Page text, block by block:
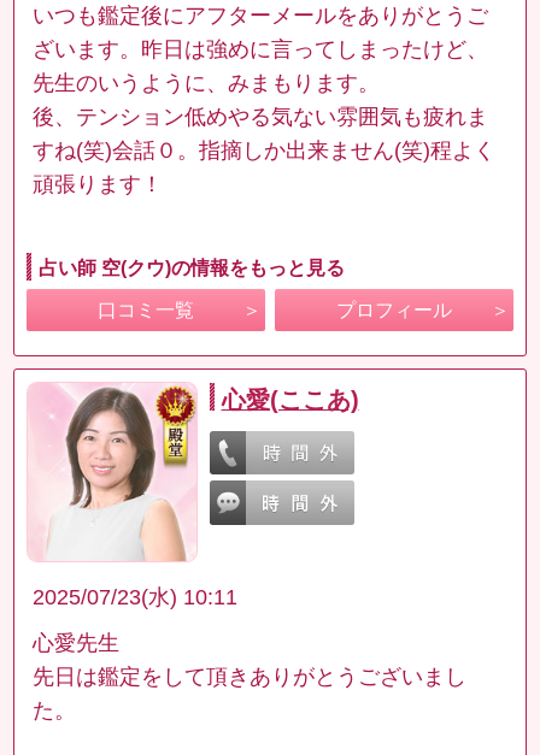
いつも鑑定後にアフターメールをありがとうご
ざいます。昨日は強めに言ってしまったけど、
先生のいうように、みまもります。
後、テンション低めやる気ない雰囲気も疲れま
すね(笑)会話０。指摘しか出来ません(笑)程よく
頑張ります！
占い師 空(クウ)の情報をもっと見る
口コミ一覧 プロフィール
心愛(ここあ)
2025/07/23(水) 10:11
心愛先生
先日は鑑定をして頂きありがとうございまし
た。